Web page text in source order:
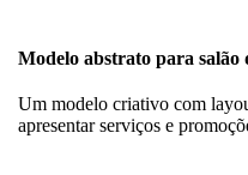
Modelo abstrato para salão
Um modelo criativo com
apresentar serviços e